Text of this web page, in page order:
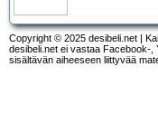
Copyright © 2025 desibeli.net |
desibeli.net ei vastaa Facebook-,
sisältävän aiheeseen liittyvää